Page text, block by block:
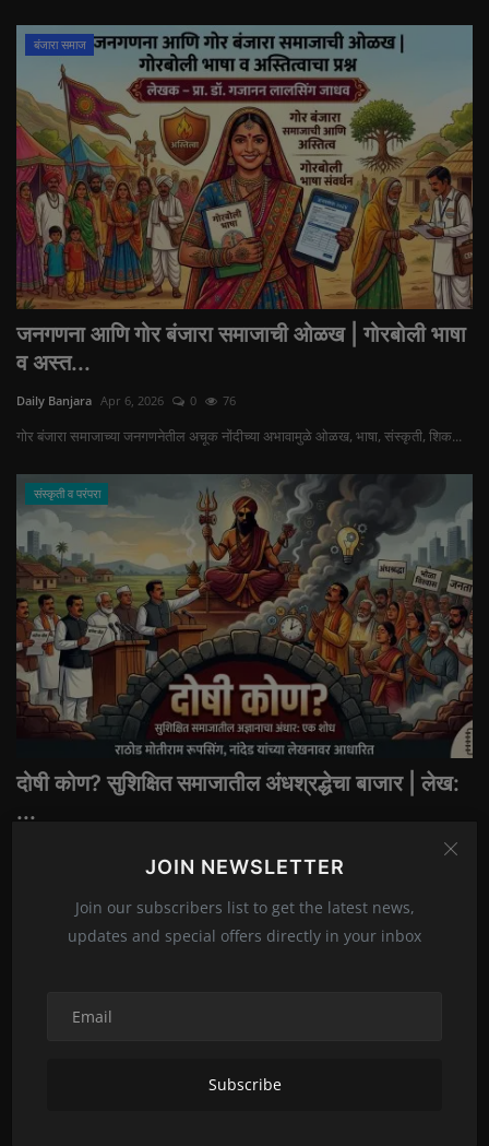
JOIN NEWSLETTER
Join our subscribers list to get the latest news,
updates and special offers directly in your inbox
Subscribe
बंजारा समाज
जनगणना आणि गोर बंजारा समाजाची ओळख | गोरबोली भाषा
व अस्त...
Daily Banjara Apr 6, 2026 0 76
गोर बंजारा समाजाच्या जनगणनेतील अचूक नोंदीच्या अभावामुळे ओळख, भाषा, संस्कृती, शिक...
संस्कृती व परंपरा
दोषी कोण? सुशिक्षित समाजातील अंधश्रद्धेचा बाजार | लेख:
...
ताज्या बातम्या